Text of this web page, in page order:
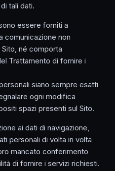
tali dati.
essere forniti a
comunicazione non
né comporta
Trattamento di fornire i
siano sempre esatti
ogni modifica
spazi presenti sul Sito.
ai dati di navigazione,
personali di volta in volta
mancato conferimento
di fornire i servizi richiesti.